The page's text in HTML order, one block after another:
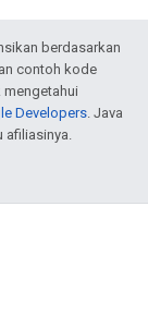
berdasarkan
contoh kode
mengetahui
Developers. Java
afiliasinya.